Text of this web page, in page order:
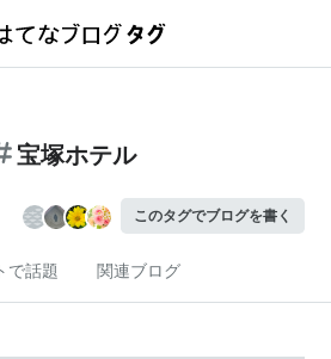
宝塚ホテル
このタグでブログを書く
で話題 関連ブログ